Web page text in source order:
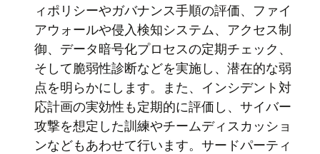
ィポリシーやガバナンス手順の評価、ファイ
アウォールや侵入検知システム、アクセス制
御、データ暗号化プロセスの定期チェック、
そして脆弱性診断などを実施し、潜在的な弱
点を明らかにします。また、インシデント対
応計画の実効性も定期的に評価し、サイバー
攻撃を想定した訓練やチームディスカッショ
ンなどもあわせて行います。サードパーティ